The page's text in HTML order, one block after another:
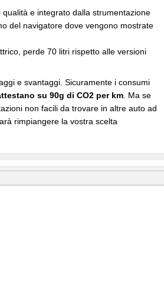
e integrato dalla strumentazione
del navigatore dove vengono mostrate
perde 70 litri rispetto alle versioni
e svantaggi. Sicuramente i consumi
su 90g di CO2 per km . Ma se
non facili da trovare in altre auto ad
rimpiangere la vostra scelta